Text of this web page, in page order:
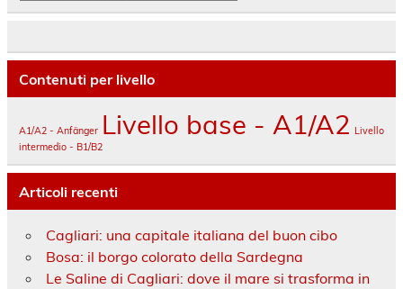
Contenuti per livello
A1/A2 - Anfänger Livello base - A1/A2 Livello
intermedio - B1/B2
Articoli recenti
Cagliari: una capitale italiana del buon cibo
Bosa: il borgo colorato della Sardegna
Le Saline di Cagliari: dove il mare si trasforma in